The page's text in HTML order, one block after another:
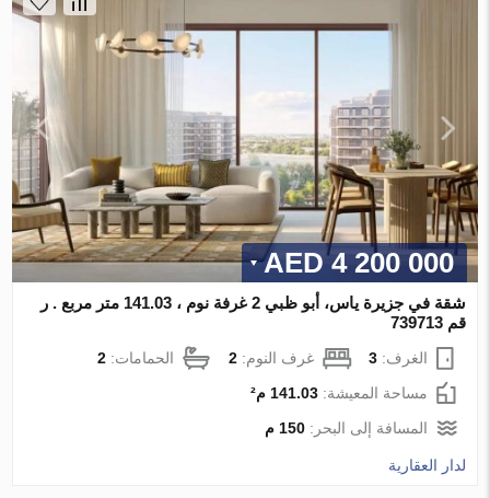
4 200 000 AED
شقة في جزيرة ياس، أبو ظبي 2 غرفة نوم ، 141.03 متر مربع . ر
قم 739713
الغرف:3 غرف النوم:2 الحمامات:2
مساحة المعيشة:141.03 م²
المسافة إلى البحر:150 م
لدار العقارية